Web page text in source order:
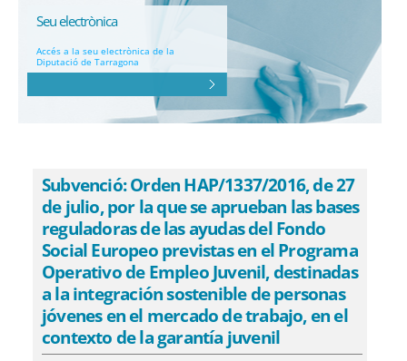
Seu electrònica
Accés a la seu electrònica de la
Diputació de Tarragona
Subvenció: Orden HAP/1337/2016, de 27
de julio, por la que se aprueban las bases
reguladoras de las ayudas del Fondo
Social Europeo previstas en el Programa
Operativo de Empleo Juvenil, destinadas
a la integración sostenible de personas
jóvenes en el mercado de trabajo, en el
contexto de la garantía juvenil